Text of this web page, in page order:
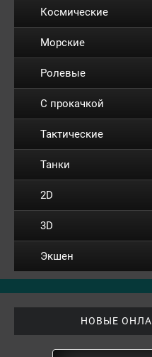
Космические
Морские
Ролевые
С прокачкой
Тактические
Танки
2D
3D
Экшен
НОВЫЕ